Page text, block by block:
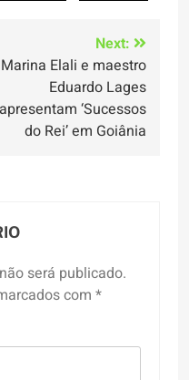
Next:
Marina Elali e maestro
Eduardo Lages
apresentam ‘Sucessos
do Rei’ em Goiânia
será publicado.
com *